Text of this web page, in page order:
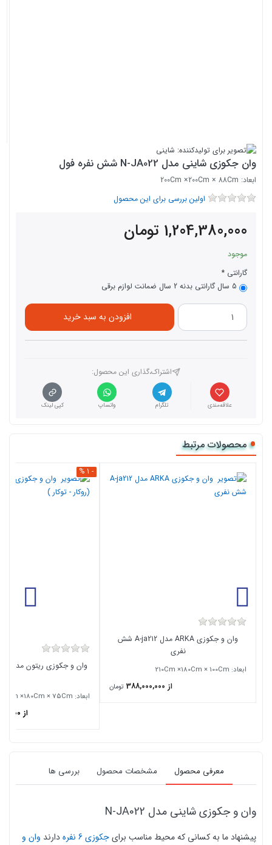
وان جکوزی شاینی مدل N-JA022 شش نفره فول
ابعاد: 200Cm ×200Cm × 88Cm
اولین بررسی برای این محصول
1,204,380,000 تومان
موجود
گارانتی
5 سال گارانتی بدنه 2 سال ضمانت لوازم برقی
افزودن به سبد خرید
اشتراک،گذاری این محصول‌:
علاقه‌مندی تلگرام واتساپ کپی لینک
محصولات مرتبط
وان و جکوزی ARKA مدل A-ja212 شش
نفری
ابعاد: 210Cm ×180Cm × 100Cm
از 388,000,000 تومان
- 1 %
ابعاد: 210Cm ×180Cm × 75Cm
از 249,600,000
معرفی محصول مشخصات محصول بررسی ها
وان و جکوزی شاینی مدل N-JA022
پیشنهاد ما به کسانی که محیط مناسب برایجکوزی 6 نفره دارند وان و